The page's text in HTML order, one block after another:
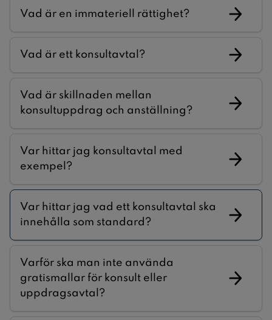
Vad är en immateriell rättighet?
Vad är ett konsultavtal?
Vad är skillnaden mellan
konsultuppdrag och anställning?
Var hittar jag konsultavtal med
exempel?
Var hittar jag vad ett konsultavtal ska
innehålla som standard?
Varför ska man inte använda
gratismallar för konsult eller
uppdragsavtal?